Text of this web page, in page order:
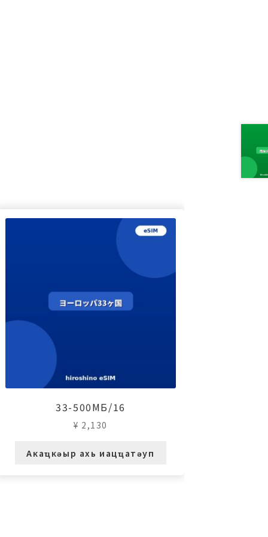
33-500МБ/16
¥ 2,130
Акаҵкәыр ахь иацҵатәуп